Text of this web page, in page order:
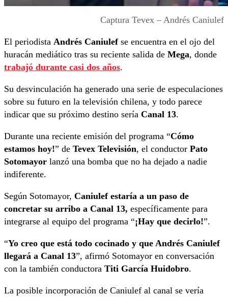
Captura Tevex – Andrés Caniulef
El periodista Andrés Caniulefse encuentra en el ojo del
huracán mediático tras su reciente salida de Mega, donde
trabajó durante casi dos años.
Su desvinculación ha generado una serie de especulaciones
sobre su futuro en la televisión chilena, y todo parece
indicar que su próximo destino sería Canal 13.
Durante una reciente emisión del programa “Cómo
estamos hoy!” de Tevex Televisión, el conductor Pato
Sotomayor lanzó una bomba que no ha dejado a nadie
indiferente.
Según Sotomayor, Caniulef estaría a un paso de
concretar su arribo a Canal 13, específicamente para
integrarse al equipo del programa “¡Hay que decirlo!”.
“Yo creo que está todo cocinado y que Andrés Caniulef
llegará a Canal 13”, afirmó Sotomayor en conversación
con la también conductora Titi García Huidobro.
La posible incorporación de Caniulef al canal se vería